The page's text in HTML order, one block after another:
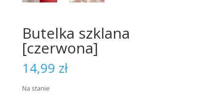
Butelka szklana
[czerwona]
14,99 zł
Na stanie